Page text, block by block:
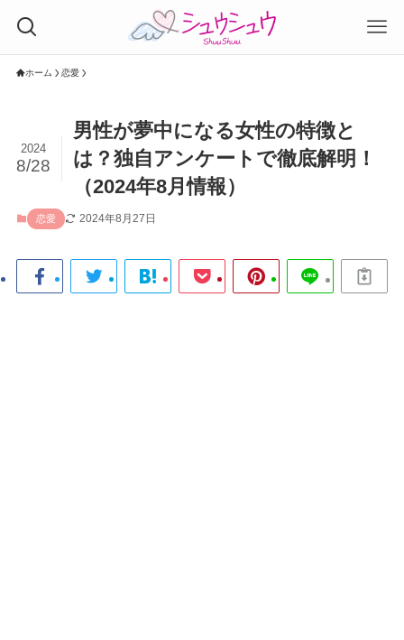
ホーム 恋愛
男性が夢中になる女性の特徴と
は？独自アンケートで徹底解明！
（2024年8月情報）
2024
8/28
恋愛 2024年8月27日